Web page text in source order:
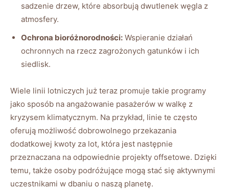
sadzenie drzew, które absorbują dwutlenek węgla z⁣
atmosfery.
Ochrona‌ bioróżnorodności: ​Wspieranie działań
ochronnych na rzecz zagrożonych ⁣gatunków i ich
siedlisk.
Wiele linii lotniczych⁢ już teraz promuje takie programy
jako sposób na angażowanie pasażerów w walkę z
kryzysem klimatycznym. Na przykład, linie te często ​
oferują ‌możliwość dobrowolnego przekazania
dodatkowej‍ kwoty​ za lot, która jest następnie
przeznaczana⁤ na ⁢odpowiednie projekty offsetowe. Dzięki
temu, także osoby ​podróżujące⁢ mogą stać się aktywnymi
uczestnikami w dbaniu o naszą planetę.